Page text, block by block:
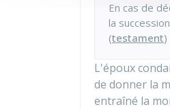
En cas de
la
(testament
L'époux
de donner la
entraîné la